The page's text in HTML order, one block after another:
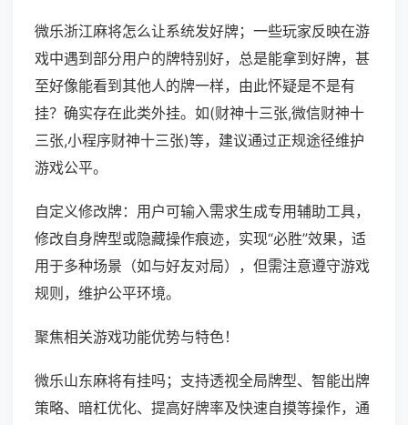
微乐浙江麻将怎么让系统发好牌；一些玩家反映在游
戏中遇到部分用户的牌特别好，总是能拿到好牌，甚
至好像能看到其他人的牌一样，由此怀疑是不是有
挂？确实存在此类外挂。如(财神十三张,微信财神十
三张,小程序财神十三张)等，建议通过正规途径维护
游戏公平。
自定义修改牌：用户可输入需求生成专用辅助工具，
修改自身牌型或隐藏操作痕迹，实现“必胜”效果，适
用于多种场景（如与好友对局），但需注意遵守游戏
规则，维护公平环境。
聚焦相关游戏功能优势与特色！
微乐山东麻将有挂吗；支持透视全局牌型、智能出牌
策略、暗杠优化、提高好牌率及快速自摸等操作，通